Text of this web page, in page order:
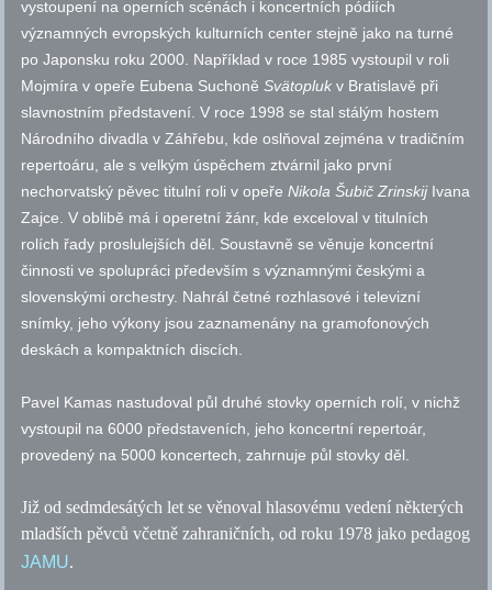
vystoupení na operních scénách i koncertních pódiích
významných evropských kulturních center stejně jako na turné
po Japonsku roku 2000. Například v roce 1985 vystoupil v roli
Mojmíra v opeře Eubena SuchoněSvätopluk v Bratislavě při
slavnostním představení. V roce 1998 se stal stálým hostem
Národního divadla v Záhřebu, kde oslňoval zejména v tradičním
repertoáru, ale s velkým úspěchem ztvárnil jako první
nechorvatský pěvec titulní roli v opeřeNikola Šubič ZrinskijIvana
Zajce. V oblibě má i operetní žánr, kde exceloval v titulních
rolích řady proslulejších děl. Soustavně se věnuje koncertní
činnosti ve spolupráci především s významnými českými a
slovenskými orchestry. Nahrál četné rozhlasové i televizní
snímky, jeho výkony jsou zaznamenány na gramofonových
deskách a kompaktních discích.
Pavel Kamas nastudoval půl druhé stovky operních rolí, v nichž
vystoupil na 6000 představeních, jeho koncertní repertoár,
provedený na 5000 koncertech, zahrnuje půl stovky děl.
Již od sedmdesátých let se věnoval hlasovému vedení některých
mladších pěvců včetně zahraničních, od roku 1978 jako pedagog
JAMU.